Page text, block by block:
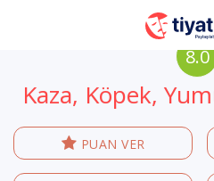
8.0
Kaza, Köpek,
PUAN VER